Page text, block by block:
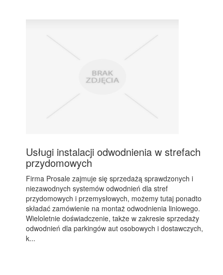
Usługi instalacji odwodnienia w strefach
przydomowych
Firma Prosale zajmuje się sprzedażą sprawdzonych i
niezawodnych systemów odwodnień dla stref
przydomowych i przemysłowych, możemy tutaj ponadto
składać zamówienie na montaż odwodnienia liniowego.
Wieloletnie doświadczenie, także w zakresie sprzedaży
odwodnień dla parkingów aut osobowych i dostawczych,
k...